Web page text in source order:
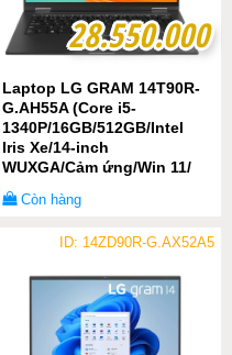
28.550.000
28.550.000
Laptop LG GRAM 14T90R-
G.AH55A (Core i5-
1340P/16GB/512GB/Intel
Iris Xe/14-inch
WUXGA/Cảm ứng/Win 11/
Còn hàng
ID: 14ZD90R-G.AX52A5